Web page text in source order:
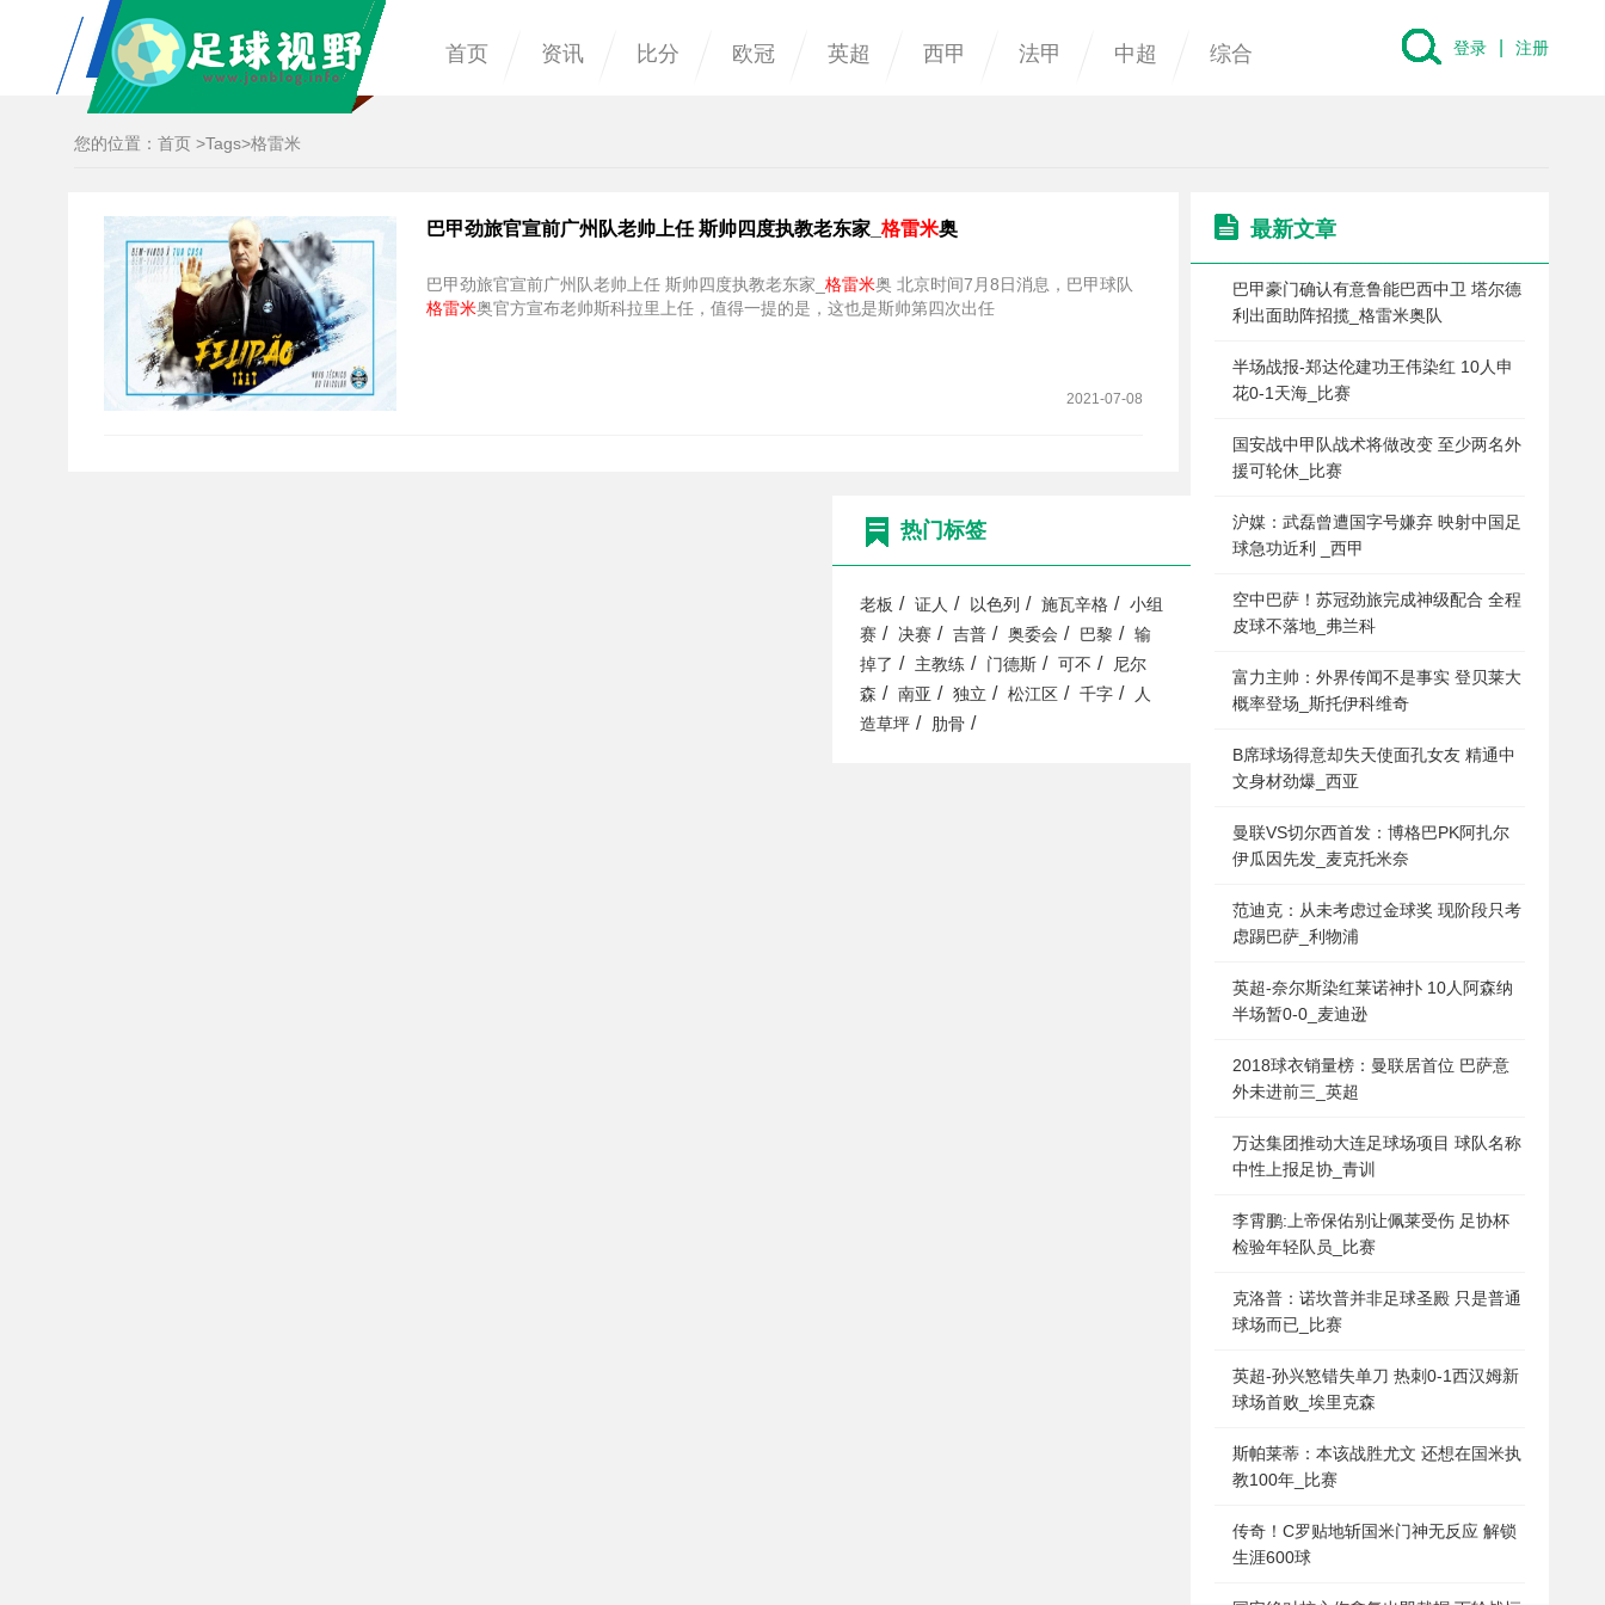
首页 资讯 比分 欧冠 英超 西甲 法甲 中超 综合 登录 注册
您的位置： 首页 >Tags>格雷米
巴甲劲旅官宣前广州队老帅上任 斯帅四度执教老东家_ 格雷米奥
巴甲劲旅官宣前广州队老帅上任 斯帅四度执教老东家_ 格雷米
奥 北京时间7月8日消息，巴甲球队
格雷米奥官方宣布老帅斯科拉里上任，值得一提的是，这也是斯帅第四次出任
2021-07-08
最新文章
巴甲豪门确认有意鲁能巴西中卫 塔尔德
利出面助阵招揽_格雷米奥队
半场战报-郑达伦建功王伟染红 10人申
花0-1天海_比赛
国安战中甲队战术将做改变 至少两名外
援可轮休_比赛
沪媒：武磊曾遭国字号嫌弃 映射中国足
球急功近利 _西甲
空中巴萨！苏冠劲旅完成神级配合 全程
皮球不落地_弗兰科
富力主帅：外界传闻不是事实 登贝莱大
概率登场_斯托伊科维奇
B席球场得意却失天使面孔女友 精通中
文身材劲爆_西亚
曼联VS切尔西首发：博格巴PK阿扎尔
伊瓜因先发_麦克托米奈
范迪克：从未考虑过金球奖 现阶段只考
虑踢巴萨_利物浦
英超-奈尔斯染红莱诺神扑 10人阿森纳
半场暂0-0_麦迪逊
2018球衣销量榜：曼联居首位 巴萨意
外未进前三_英超
万达集团推动大连足球场项目 球队名称
中性上报足协_青训
李霄鹏:上帝保佑别让佩莱受伤 足协杯
检验年轻队员_比赛
克洛普：诺坎普并非足球圣殿 只是普通
球场而已_比赛
英超-孙兴慜错失单刀 热刺0-1西汉姆新
球场首败_埃里克森
斯帕莱蒂：本该战胜尤文 还想在国米执
教100年_比赛
传奇！C罗贴地斩国米门神无反应 解锁
生涯600球
热门标签
老板 / 证人 / 以色列 / 施瓦辛格 /
小组
赛 / 决赛 / 吉普 / 奥委会 / 巴黎 /
输
掉了 / 主教练 / 门德斯 / 可不 /
尼尔
森 / 南亚 / 独立 / 松江区 / 千字 /
人
造草坪 / 肋骨 /